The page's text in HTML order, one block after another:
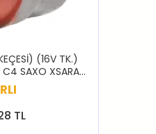
(16V TK.)
SAXO XSARA
301 307 308
TL